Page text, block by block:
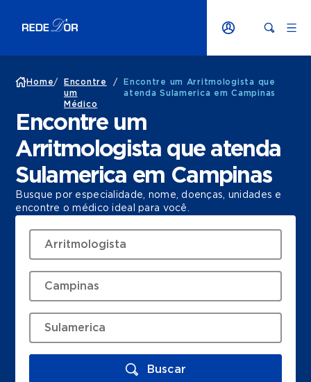
Home/
Encontre
um
Médico
/
Encontre um Arritmologista que
atenda Sulamerica em Campinas
Encontre um
Arritmologista que atenda
Sulamerica em Campinas
Busque por especialidade, nome, doenças, unidades e
encontre o médico ideal para você.
Buscar